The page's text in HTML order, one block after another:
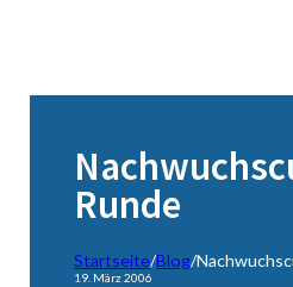
Runde
Startseite/Blog/
19. März 2006